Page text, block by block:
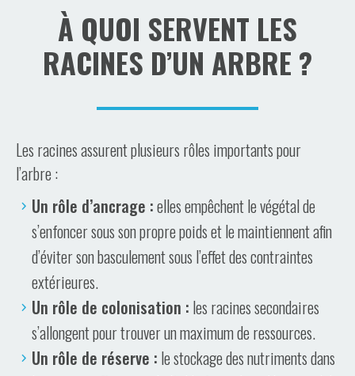
À QUOI SERVENT LES
RACINES D’UN ARBRE ?
Les racines assurent plusieurs rôles importants pour
l’arbre :
Un rôle d’ancrage :elles empêchent le végétal de
s’enfoncer sous son propre poids et le maintiennent afin
d’éviter son basculement sous l’effet des contraintes
extérieures.
Un rôle de colonisation : les racines secondaires
s’allongent pour trouver un maximum de ressources.
Un rôle de réserve : le stockage des nutriments dans